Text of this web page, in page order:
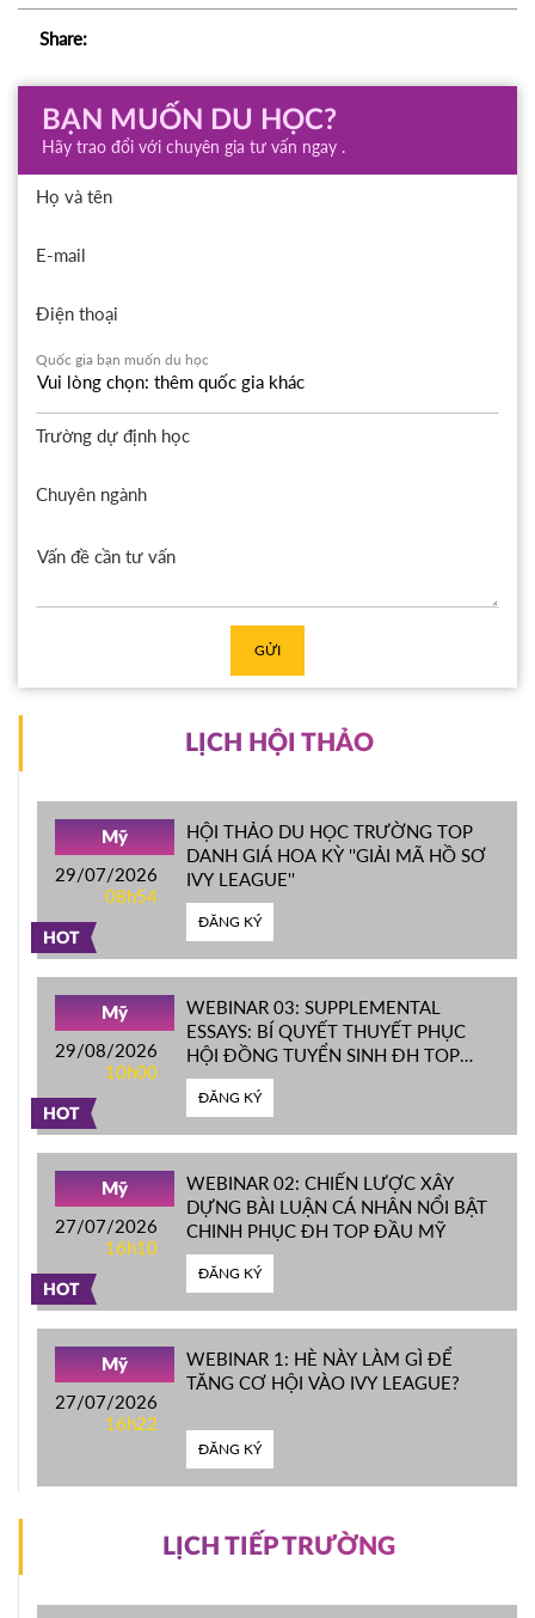
Share:
BẠN MUỐN DU HỌC?
Hãy trao đổi với chuyên gia tư vấn ngay .
Họ và tên
E-mail
Điện thoại
Quốc gia bạn muốn du học
Trường dự định học
Chuyên ngành
GỬI
LỊCH HỘI THẢO
HOT
Mỹ
29/07/2026
08h54
HỘI THẢO DU HỌC TRƯỜNG TOP
DANH GIÁ HOA KỲ ''GIẢI MÃ HỒ SƠ
IVY LEAGUE''
ĐĂNG KÝ
HOT
Mỹ
29/08/2026
10h00
WEBINAR 03: SUPPLEMENTAL
ESSAYS: BÍ QUYẾT THUYẾT PHỤC
HỘI ĐỒNG TUYỂN SINH ĐH TOP
ĐẦU MỸ
ĐĂNG KÝ
HOT
Mỹ
27/07/2026
16h10
WEBINAR 02: CHIẾN LƯỢC XÂY
DỰNG BÀI LUẬN CÁ NHÂN NỔI BẬT
CHINH PHỤC ĐH TOP ĐẦU MỸ
ĐĂNG KÝ
Mỹ
27/07/2026
16h22
WEBINAR 1: HÈ NÀY LÀM GÌ ĐỂ
TĂNG CƠ HỘI VÀO IVY LEAGUE?
ĐĂNG KÝ
LỊCH TIẾP TRƯỜNG